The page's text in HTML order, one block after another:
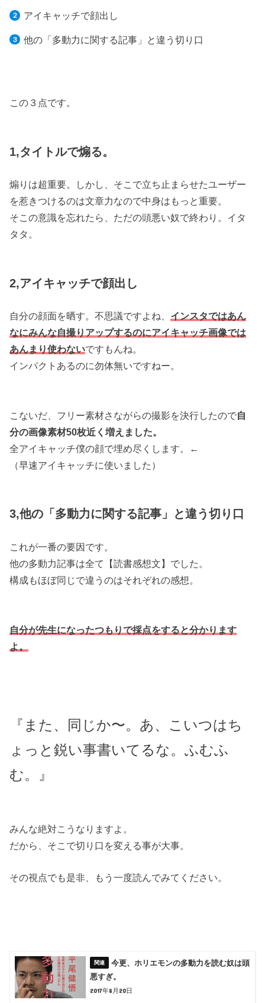
アイキャッチで顔出し
他の「多動力に関する記事」と違う切り口
この３点です。
1,タイトルで煽る。
煽りは超重要。しかし、そこで立ち止まらせたユーザー
を惹きつけるのは文章力なので中身はもっと重要。
そこの意識を忘れたら、ただの頭悪い奴で終わり。イタ
タタ。
2,アイキャッチで顔出し
自分の顔面を晒す。不思議ですよね、 インスタではあん
なにみんな自撮りアップするのにアイキャッチ画像では
あんまり使わないですもんね。
インパクトあるのに勿体無いですねー。
こないだ、フリー素材さながらの撮影を決行したので自
分の画像素材50枚近く増えました。
全アイキャッチ僕の顔で埋め尽くします。←
（早速アイキャッチに使いました）
3,他の「多動力に関する記事」と違う切り口
これが一番の要因です。
他の多動力記事は全て【読書感想文】でした。
構成もほぼ同じで違うのはそれぞれの感想。
自分が先生になったつもりで採点をすると分かります
よ。
『また、同じか〜。あ、こいつはち
ょっと鋭い事書いてるな。ふむふ
む。』
みんな絶対こうなりますよ。
だから、そこで切り口を変える事が大事。
その視点でも是非、もう一度読んでみてください。
今更、ホリエモンの多動力を読む奴は頭
悪すぎ。
2017年8月20日